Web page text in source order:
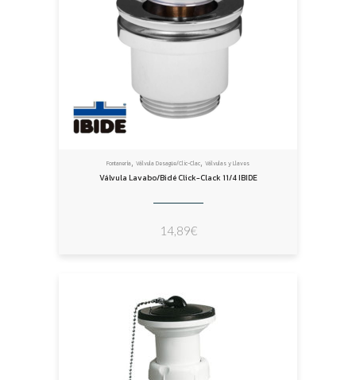
Fontanería, Válvula Desagüe/Clic-Clac, Válvulas y Llaves
Válvula Lavabo/Bidé Click-Clack 11/4 IBIDE
14,89€